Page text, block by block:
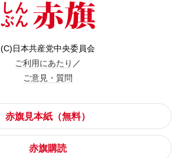
(C)日本共産党中央委員会
ご利用にあたり ／
ご意見・質問
赤旗見本紙（無料）
赤旗購読